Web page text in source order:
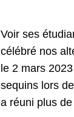
Voir ses
célébré nos
le 2 mars
sequins lors
a réuni plus